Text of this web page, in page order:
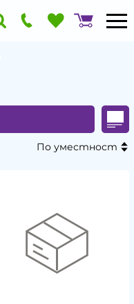
По уместност